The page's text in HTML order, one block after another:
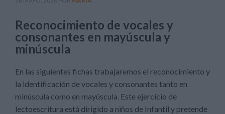
Reconocimiento de vocales y
consonantes en mayúscula y
minúscula
En las siguientes fichas trabajaremos el reconocimiento y
la identificación de vocales y consonantes tanto en
minúscula como en mayúscula. Este ejercicio de
lectoescritura está dirigido a niños de Infantil y pretende